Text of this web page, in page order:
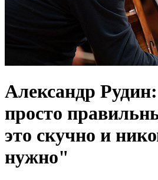
Александр
просто
это скучно и
нужно"